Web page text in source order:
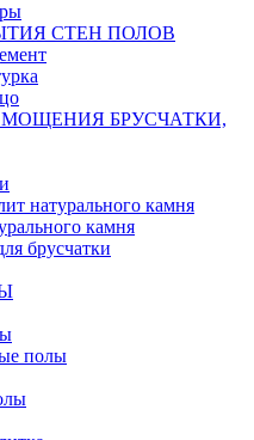
СТЕН ПОЛОВ
БРУСЧАТКИ,
натурального камня
камня
брусчатки
полы